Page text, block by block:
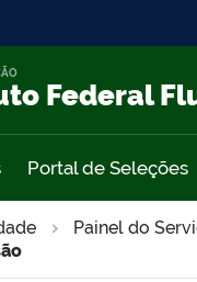
Federal
Portal de Seleções
Painel do